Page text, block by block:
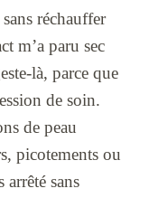
réchauffer
m’a paru sec
là, parce que
de soin.
de peau
picotements ou
arrêté sans